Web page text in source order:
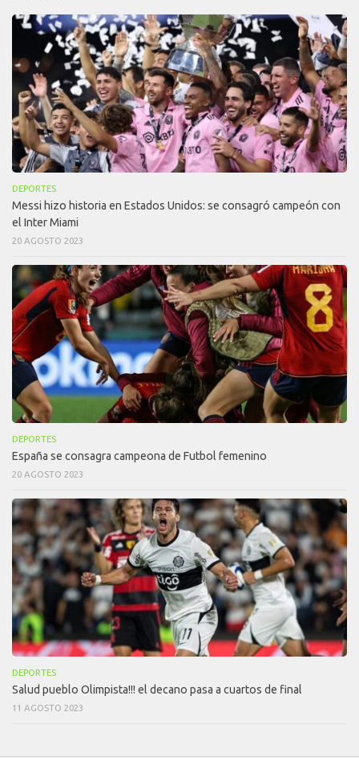
DEPORTES
Messi hizo historia en Estados Unidos: se consagró campeón con
el Inter Miami
20 AGOSTO 2023
DEPORTES
España se consagra campeona de Futbol femenino
20 AGOSTO 2023
DEPORTES
Salud pueblo Olimpista!!! el decano pasa a cuartos de final
11 AGOSTO 2023